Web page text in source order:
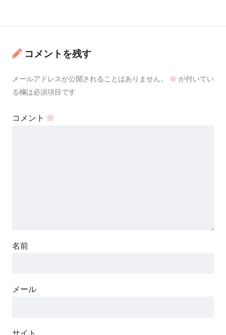
コメントを残す
メールアドレスが公開されることはありません。 ※ が付いてい
る欄は必須項目です
コメント ※
名前
メール
サイト